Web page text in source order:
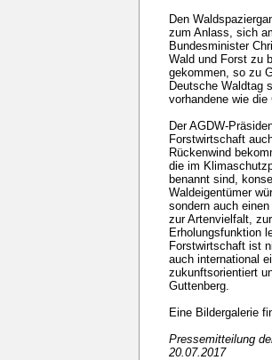
Den
zum Anlass, sich
Bundesminister
Wald und Forst zu
gekommen, so zu
Deutsche Waldtag
vorhandene wie
Der AGDW-
Forstwirtschaft
Rückenwind
die im
benannt sind,
Waldeigentümer
sondern auch
zur Artenvielfalt,
Erholungsfunktion
Forstwirtschaft ist
auch international
zukunftsorientiert
Guttenberg.
Eine Bildergalerie
Pressemitteilung
20.07.2017